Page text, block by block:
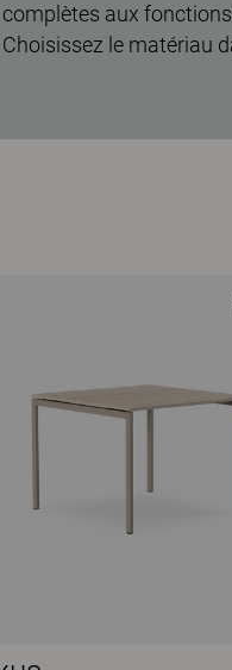
complètes aux
Choisissez le matériau